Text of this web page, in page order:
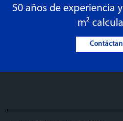
50 años de experiencia
m²